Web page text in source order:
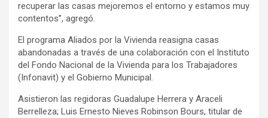
recuperar las casas mejoremos el entorno y estamos muy
contentos”, agregó.
El programa Aliados por la Vivienda reasigna casas
abandonadas a través de una colaboración con el Instituto
del Fondo Nacional de la Vivienda para los Trabajadores
(Infonavit) y el Gobierno Municipal.
Asistieron las regidoras Guadalupe Herrera y Araceli
Berrelleza; Luis Ernesto Nieves Robinson Bours, titular de